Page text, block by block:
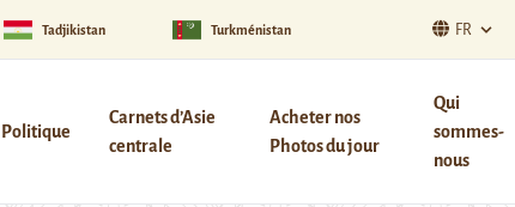
Tadjikistan Turkménistan FR
Politique
Carnets d’Asie
centrale
Acheter nos
Photos du jour
Qui
sommes-
nous